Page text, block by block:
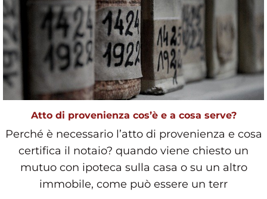
Atto di provenienza cos’è e a cosa serve?
Perché è necessario l’atto di provenienza e cosa
certifica il notaio? quando viene chiesto un
mutuo con ipoteca sulla casa o su un altro
immobile, come può essere un terr